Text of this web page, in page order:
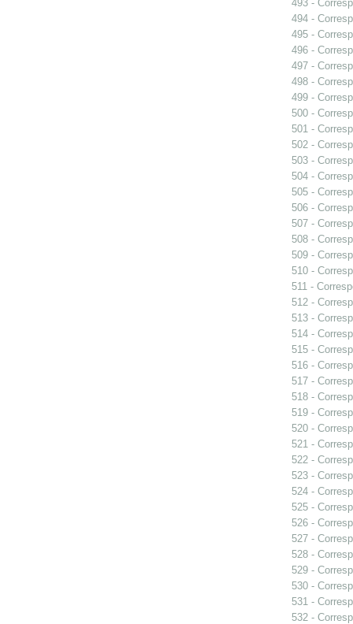
493 -
494 -
495 -
496 -
497 -
498 -
499 -
500 -
501 -
502 -
503 -
504 -
505 -
506 -
507 -
508 -
509 -
510 -
511 -
512 -
513 -
514 -
515 -
516 -
517 -
518 -
519 -
520 -
521 -
522 -
523 -
524 -
525 -
526 -
527 -
528 -
529 -
530 -
531 -
532 -